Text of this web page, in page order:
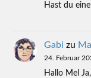
Hast du
Gabi zu
24. Februar
Hallo Mel